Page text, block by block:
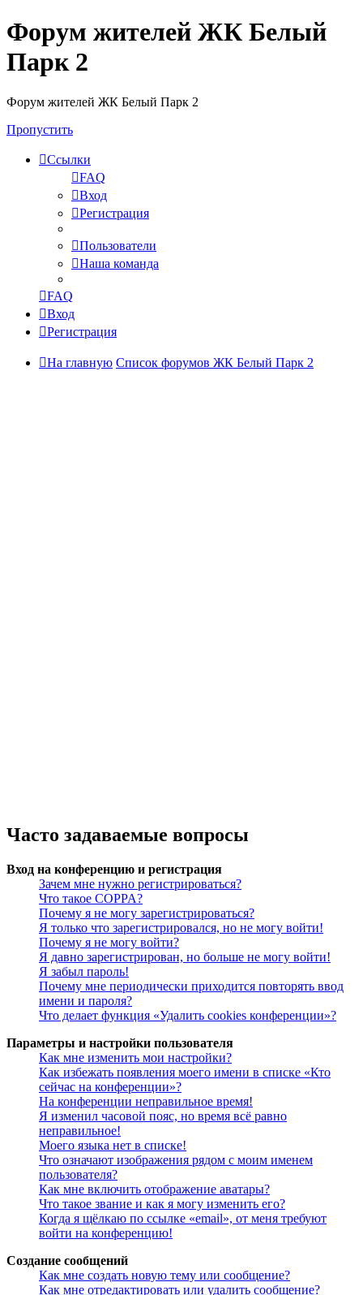
Форум жителей ЖК Белый
Парк 2
Форум жителей ЖК Белый Парк 2
Пропустить
Ссылки
FAQ
Вход
Регистрация
Пользователи
Наша команда
FAQ
Вход
Регистрация
На главную Список форумов ЖК Белый Парк 2
Часто задаваемые вопросы
Вход на конференцию и регистрация
Зачем мне нужно регистрироваться?
Что такое COPPA?
Почему я не могу зарегистрироваться?
Я только что зарегистрировался, но не могу войти!
Почему я не могу войти?
Я давно зарегистрирован, но больше не могу войти!
Я забыл пароль!
Почему мне периодически приходится повторять ввод
имени и пароля?
Что делает функция «Удалить cookies конференции»?
Параметры и настройки пользователя
Как мне изменить мои настройки?
Как избежать появления моего имени в списке «Кто
сейчас на конференции»?
На конференции неправильное время!
Я изменил часовой пояс, но время всё равно
неправильное!
Моего языка нет в списке!
Что означают изображения рядом с моим именем
пользователя?
Как мне включить отображение аватары?
Что такое звание и как я могу изменить его?
Когда я щёлкаю по ссылке «email», от меня требуют
войти на конференцию!
Создание сообщений
Как мне создать новую тему или сообщение?
Как мне отредактировать или удалить сообщение?